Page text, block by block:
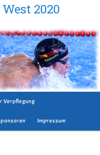
2020
Verpflegung
Impressum